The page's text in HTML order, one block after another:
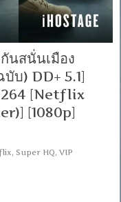
นสนั่นเมือง
บ) DD+ 5.1]
[Netflix
[1080p]
,Super HQ,VIP